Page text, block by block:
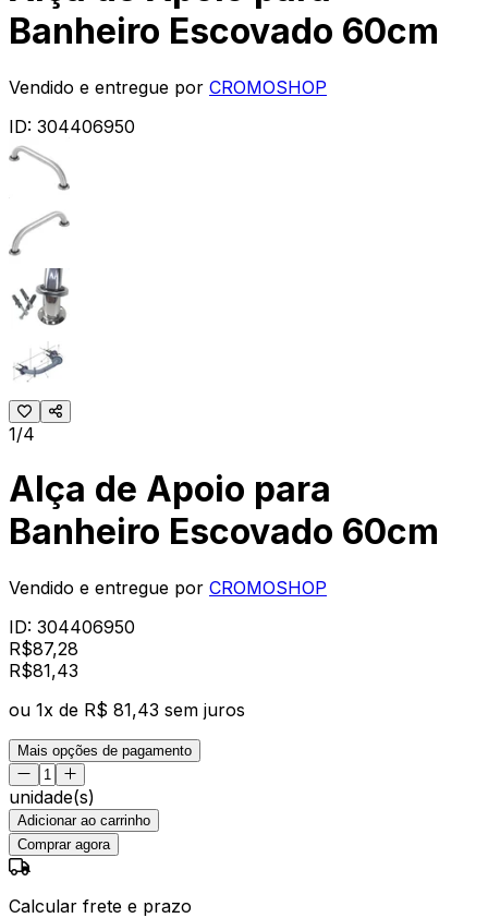
Banheiro Escovado 60cm
Vendido e entregue por CROMOSHOP
ID: 304406950
1/4
Alça de Apoio para
Banheiro Escovado 60cm
Vendido e entregue por CROMOSHOP
ID: 304406950
R$87,28
R$81,43
ou 1x de R$ 81,43 sem juros
Mais opções de pagamento
unidade(s)
Adicionar ao carrinho
Comprar agora
Calcular frete e prazo